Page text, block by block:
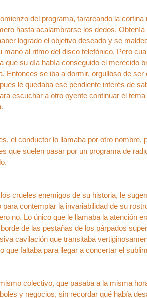
del programa, tarareando la
hasta acalambrarse los dedos.
logrado el objetivo deseado y se
mano al ritmo del disco telefónico. Pero
que su día había conseguido el merecido
Entonces se iba a dormir, orgulloso de
le quedaba ese pendiente interés de
escuchar a otro oyente continuar el
el conductor lo llamaba por otro
que suelen pasar por un programa de
crueles enemigos de su historia, le
para contemplar la invariabilidad de su
no. Lo único que le llamaba la atención
de las pestañas de los párpados
cavilación que transitaba
que faltaba para llegar a concertar el
colectivo, que pasaba a la misma
y negocios, sin recordar qué había